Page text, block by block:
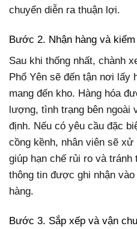
chuyển diễn ra thuận lợi.
Bước 2. Nhận hàng và
Sau khi thống nhất, chành
Phổ Yên sẽ đến tận nơi lấy
mang đến kho. Hàng hóa
lượng, tình trạng bên ngoài
định. Nếu có yêu cầu đặc
cồng kềnh, nhân viên sẽ
giúp hạn chế rủi ro và tránh
thông tin được ghi nhận
hàng.
Bước 3. Sắp xếp và vận